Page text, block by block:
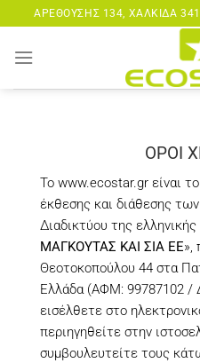
Μετάβαση
στο
περιεχόμενο
ΑΡΕΘΟΎΣΗΣ 134, ΧΑΛΚΊΔΑ
ΟΡΟΙ
Το www.ecostar.gr είναι
έκθεσης και διάθεσης
Διαδικτύου της ελληνικής
ΜΑΓΚΟΥΤΑΣ ΚΑΙ ΣΙΑ ΕΕ»,
Θεοτοκοπούλου 44 στα
Ελλάδα (ΑΦΜ: 99787102 /
εισέλθετε στο
περιηγηθείτε στην
συμβουλευτείτε τους